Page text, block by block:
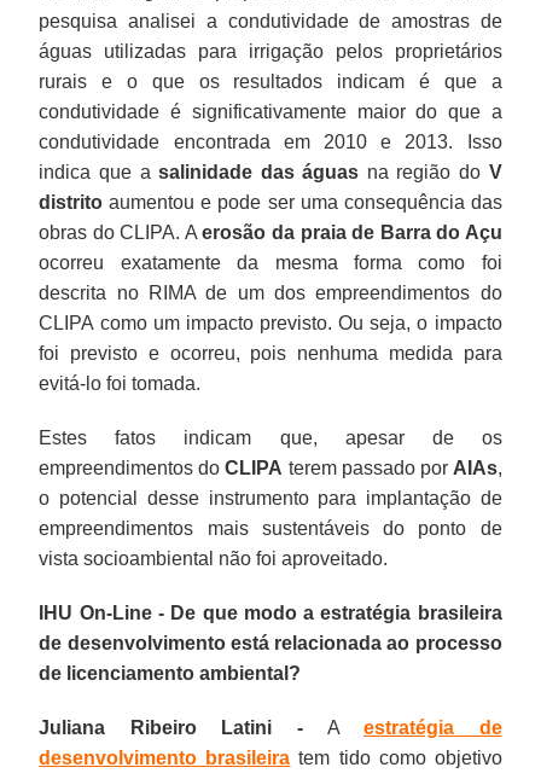
pesquisa analisei a condutividade de amostras de
águas utilizadas para irrigação pelos proprietários
rurais e o que os resultados indicam é que a
condutividade é significativamente maior do que a
condutividade encontrada em 2010 e 2013. Isso
indica que asalinidade das águas na região do V
distrito aumentou e pode ser uma consequência das
obras do CLIPA. Aerosão da praia de Barra do Açu
ocorreu exatamente da mesma forma como foi
descrita no RIMA de um dos empreendimentos do
CLIPA como um impacto previsto. Ou seja, o impacto
foi previsto e ocorreu, pois nenhuma medida para
evitá-lo foi tomada.
Estes fatos indicam que, apesar de os
empreendimentos doCLIPA terem passado por AIAs,
o potencial desse instrumento para implantação de
empreendimentos mais sustentáveis do ponto de
vista socioambiental não foi aproveitado.
IHU On-Line - De que modo a estratégia brasileira
de desenvolvimento está relacionada ao processo
de licenciamento ambiental?
Juliana Ribeiro Latini - Aestratégia de
desenvolvimento brasileira tem tido como objetivo